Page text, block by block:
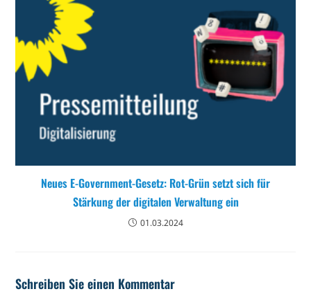
Neues E-Government-Gesetz: Rot-Grün setzt sich für
Stärkung der digitalen Verwaltung ein
01.03.2024
Schreiben Sie einen Kommentar